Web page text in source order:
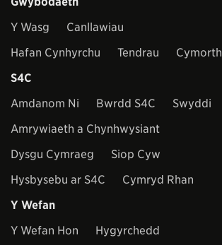
Y Wasg
Canllawiau
Hafan Cynhyrchu
Tendrau
Cymorth
S4C
Amdanom Ni
Bwrdd S4C
Swyddi
Amrywiaeth a Chynhwysiant
Dysgu Cymraeg
Siop Cyw
Hysbysebu ar S4C
Cymryd Rhan
Y Wefan
Y Wefan Hon
Hygyrchedd